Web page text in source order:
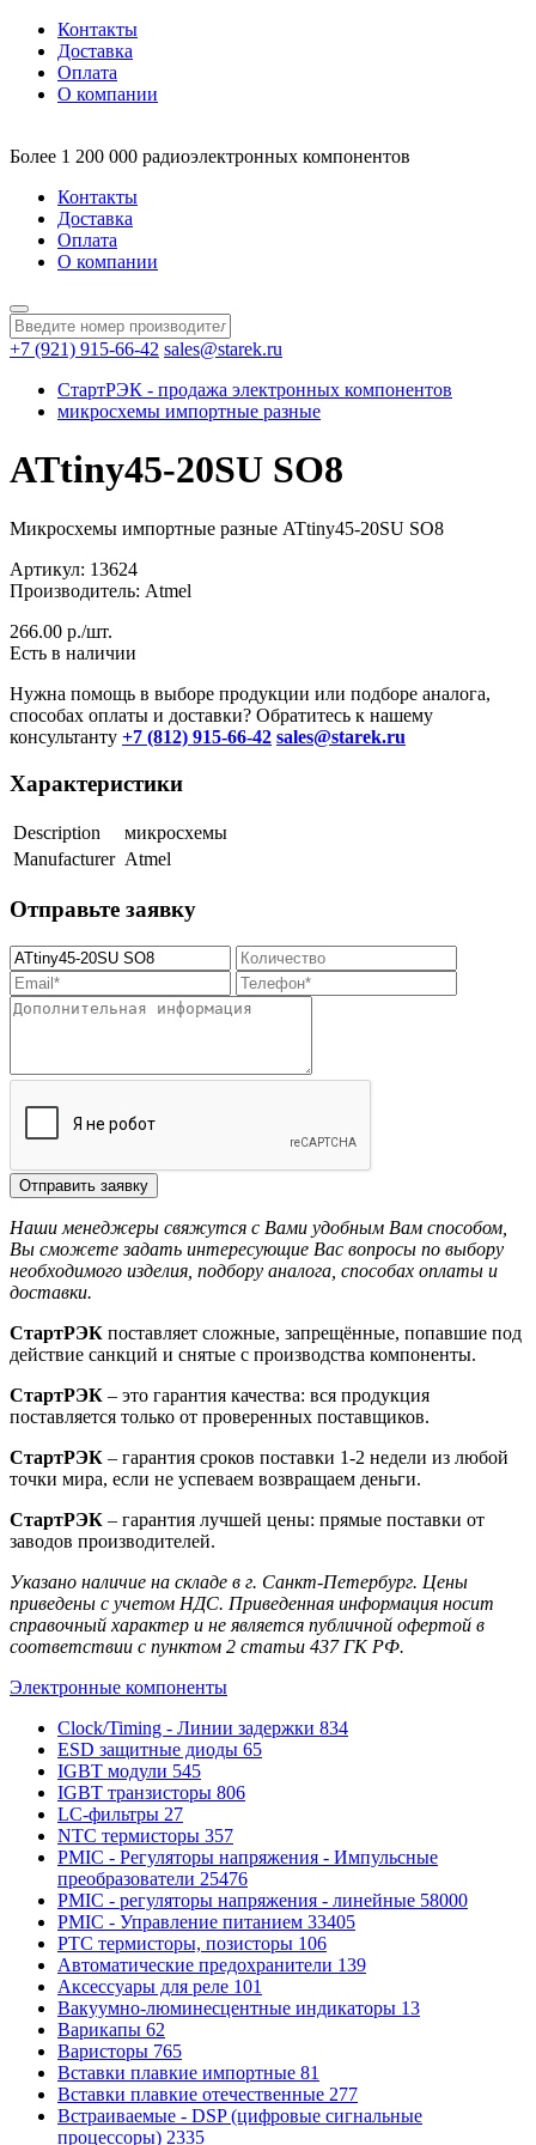
Контакты
Доставка
Оплата
О компании
Более 1 200 000 радиоэлектронных компонентов
Контакты
Доставка
Оплата
О компании
+7 (921) 915-66-42 sales@starek.ru
СтартРЭК - продажа электронных компонентов
микросхемы импортные разные
ATtiny45-20SU SO8
Микросхемы импортные разные ATtiny45-20SU SO8
Артикул: 13624
Производитель: Atmel
266.00 р./шт.
Есть в наличии
Нужна помощь в выборе продукции или подборе аналога,
способах оплаты и доставки? Обратитесь к нашему
консультанту +7 (812) 915-66-42 sales@starek.ru
Характеристики
Description
микросхемы
Manufacturer Atmel
Отправьте заявку
Отправить заявку
Наши менеджеры свяжутся с Вами удобным Вам способом,
Вы сможете задать интересующие Вас вопросы по выбору
необходимого изделия, подбору аналога, способах оплаты и
доставки.
СтартРЭК поставляет сложные, запрещённые, попавшие под
действие санкций и снятые с производства компоненты.
СтартРЭК – это гарантия качества: вся продукция
поставляется только от проверенных поставщиков.
СтартРЭК – гарантия сроков поставки 1-2 недели из любой
точки мира, если не успеваем возвращаем деньги.
СтартРЭК – гарантия лучшей цены: прямые поставки от
заводов производителей.
Указано наличие на складе в г. Санкт-Петербург. Цены
приведены с учетом НДС. Приведенная информация носит
справочный характер и не является публичной офертой в
соответствии с пунктом 2 статьи 437 ГК РФ.
Электронные компоненты
Clock/Timing - Линии задержки 834
ESD защитные диоды 65
IGBT модули 545
IGBT транзисторы 806
LC-фильтры 27
NTC термисторы 357
PMIC - Регуляторы напряжения - Импульсные
преобразователи 25476
PMIC - регуляторы напряжения - линейные 58000
PMIC - Управление питанием 33405
PTC термисторы, позисторы 106
Автоматические предохранители 139
Аксессуары для реле 101
Вакуумно-люминесцентные индикаторы 13
Варикапы 62
Варисторы 765
Вставки плавкие импортные 81
Вставки плавкие отечественные 277
Встраиваемые - DSP (цифровые сигнальные
процессоры) 2335